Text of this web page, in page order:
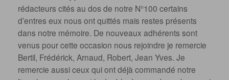
rédacteurs cités au dos de notre N°100 certains
d’entres eux nous ont quittés mais restes présents
dans notre mémoire. De nouveaux adhérents sont
venus pour cette occasion nous rejoindre je remercie
Bertil, Frédérick, Arnaud, Robert, Jean Yves. Je
remercie aussi ceux qui ont déjà commandé notre